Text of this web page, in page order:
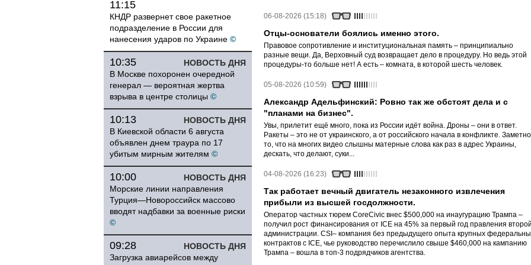
11:15
КНДР развернет свое ракетное
подразделение в России для
нанесения ударов по Украине ©
НОВОСТЬ ДНЯ
10:35
В Москве похоронен очередной
генерал — вероятная жертва
взрыва в центре столицы ©
НОВОСТЬ ДНЯ
10:13
В Киевской области 6 августа
объявлен днем траура по 17
убитым мирным жителям ©
НОВОСТЬ ДНЯ
10:00
Морские линии направления
Турция—Новороссийск массово
вводят надбавки за военные риски
©
НОВОСТЬ ДНЯ
09:28
Загрузка авиарейсов между
06-08-2026 (15:18)
Отцы-основатели боялись именно этого.
Правовое сопротивление и институциональная память – принципиально
разные вещи. Да, Верховный суд возвращает дело в процедуру. Но ведь этой
процедуры-то больше нет! А есть – комната, в которой шесть человек.
05-08-2026 (10:59)
Александр Адельфинский: Ровно так же обстоят дела и с
"планами на бизнес".
Увы, прилетит ещё много, пока из России идёт война. Дроны – они в ответ.
Ракеты – это не от украинского, а от российского начала в конфликте.
то, что на многих видео слышны матерные слова как раз в адрес Украины,
дескать, что делают, суки...
04-08-2026 (16:23)
Так работает вечный двигатель незаконного извлечения
прибыли из высшей госдолжности.
Оператор частных тюрем CoreCivic внес $500,000 на инаугурацию Трампа –
получил рост финансирования от ICE на 45% за первый год правления второй
администрации. CSI– компания без предыдущего опыта крупных
контрактов с ICE, чье руководство перечислило свыше $460,000 на кампанию
Трампа – вошла в топ-3 подрядчиков агентства.